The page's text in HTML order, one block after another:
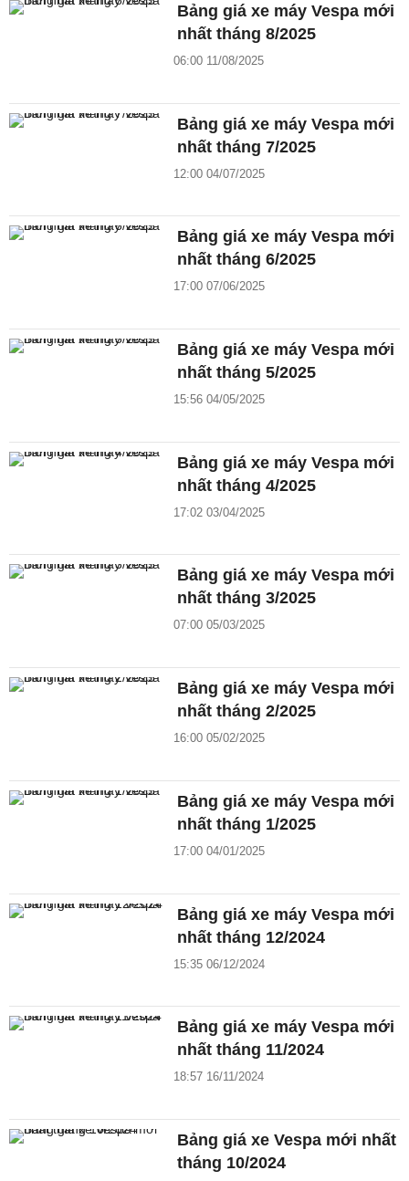
Bảng giá xe máy Vespa mới
nhất tháng 8/2025
06:00 11/08/2025
Bảng giá xe máy Vespa mới
nhất tháng 7/2025
12:00 04/07/2025
Bảng giá xe máy Vespa mới
nhất tháng 6/2025
17:00 07/06/2025
Bảng giá xe máy Vespa mới
nhất tháng 5/2025
15:56 04/05/2025
Bảng giá xe máy Vespa mới
nhất tháng 4/2025
17:02 03/04/2025
Bảng giá xe máy Vespa mới
nhất tháng 3/2025
07:00 05/03/2025
Bảng giá xe máy Vespa mới
nhất tháng 2/2025
16:00 05/02/2025
Bảng giá xe máy Vespa mới
nhất tháng 1/2025
17:00 04/01/2025
Bảng giá xe máy Vespa mới
nhất tháng 12/2024
15:35 06/12/2024
Bảng giá xe máy Vespa mới
nhất tháng 11/2024
18:57 16/11/2024
Bảng giá xe Vespa mới nhất
tháng 10/2024